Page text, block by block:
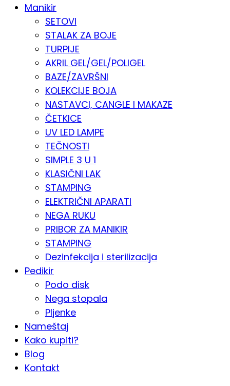
Manikir
SETOVI
STALAK ZA BOJE
TURPIJE
AKRIL GEL/GEL/POLIGEL
BAZE/ZAVRŠNI
KOLEKCIJE BOJA
NASTAVCI, CANGLE I MAKAZE
ČETKICE
UV LED LAMPE
TEČNOSTI
SIMPLE 3 U 1
KLASIČNI LAK
STAMPING
ELEKTRIČNI APARATI
NEGA RUKU
PRIBOR ZA MANIKIR
STAMPING
Dezinfekcija i sterilizacija
Pedikir
Podo disk
Nega stopala
Pljenke
Nameštaj
Kako kupiti?
Blog
Kontakt